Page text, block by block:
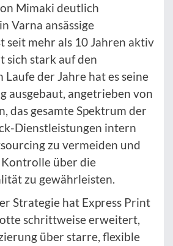
Mimaki deutlich
Varna ansässige
seit mehr als 10 Jahren aktiv
sich stark auf den
der Jahre hat es seine
ausgebaut, angetrieben von
das gesamte Spektrum der
Dienstleistungen intern
zu vermeiden und
über die
zu gewährleisten.
Strategie hat Express Print
schrittweise erweitert,
über starre, flexible